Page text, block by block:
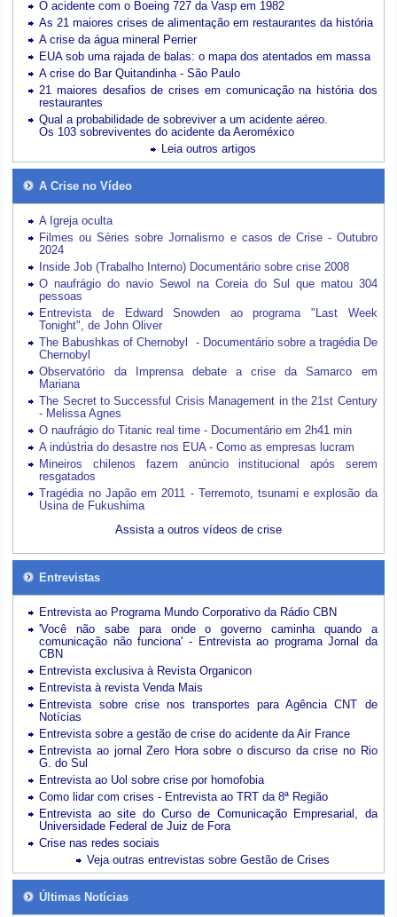
O acidente com o Boeing 727 da Vasp em 1982
As 21 maiores crises de alimentação em restaurantes da história
A crise da água mineral Perrier
EUA sob uma rajada de balas: o mapa dos atentados em massa
A crise do Bar Quitandinha - São Paulo
21 maiores desafios de crises em comunicação na história dos
restaurantes
Qual a probabilidade de sobreviver a um acidente aéreo.
Os 103 sobreviventes do acidente da Aeroméxico
Leia outros artigos
A Crise no Vídeo
A Igreja oculta
Filmes ou Séries sobre Jornalismo e casos de Crise - Outubro
2024
Inside Job (Trabalho Interno) Documentário sobre crise 2008
O naufrágio do navio Sewol na Coreia do Sul que matou 304
pessoas
Entrevista de Edward Snowden ao programa "Last Week
Tonight", de John Oliver
The Babushkas of Chernobyl - Documentário sobre a tragédia De
Chernobyl
Observatório da Imprensa debate a crise da Samarco em
Mariana
The Secret to Successful Crisis Management in the 21st Century
- Melissa Agnes
O naufrágio do Titanic real time - Documentário em 2h41 min
A indústria do desastre nos EUA - Como as empresas lucram
Mineiros chilenos fazem anúncio institucional após serem
resgatados
Tragédia no Japão em 2011 - Terremoto, tsunami e explosão da
Usina de Fukushima
Assista a outros vídeos de crise
Entrevistas
Entrevista ao Programa Mundo Corporativo da Rádio CBN
'Você não sabe para onde o governo caminha quando a
comunicação não funciona' - Entrevista ao programa Jornal da
CBN
Entrevista exclusiva à Revista Organicon
Entrevista à revista Venda Mais
Entrevista sobre crise nos transportes para Agência CNT de
Notícias
Entrevista sobre a gestão de crise do acidente da Air France
Entrevista ao jornal Zero Hora sobre o discurso da crise no Rio
G. do Sul
Entrevista ao Uol sobre crise por homofobia
Como lidar com crises - Entrevista ao TRT da 8ª Região
Entrevista ao site do Curso de Comunicação Empresarial, da
Universidade Federal de Juiz de Fora
Crise nas redes sociais
Veja outras entrevistas sobre Gestão de Crises
Últimas Notícias